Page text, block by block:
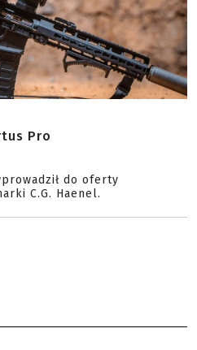
Pro
do oferty
C.G. Haenel.